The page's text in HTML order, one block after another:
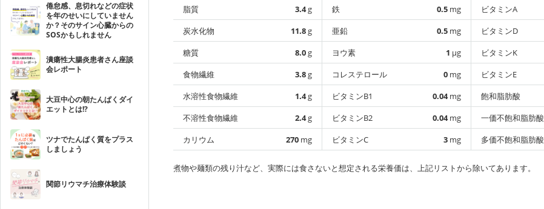
倦怠感、息切れなどの症状
を年のせいにしていません
か？そのサイン心臓からの
SOSかもしれません
潰瘍性大腸炎患者さん座談
会レポート
大豆中心の朝たんぱくダイ
エットとは!?
ツナでたんぱく質をプラス
しましょう
関節リウマチ治療体験談
脂質
3.4g
炭水化物
11.8g
糖質
8.0g
食物繊維
3.8g
水溶性食物繊維
1.4g
不溶性食物繊維
2.4g
カリウム
270 mg
鉄
0.5 mg
亜鉛
0.5 mg
ヨウ素
1 µg
コレステロール
0 mg
ビタミンB1
0.04mg
ビタミンB2
0.04mg
ビタミンC
3 mg
ビタミンA
ビタミンD
ビタミンK
ビタミンE
飽和脂肪酸
一価不飽和脂肪酸
多価不飽和脂肪酸
煮物や麺類の残り汁など、実際には食さないと想定される栄養価は、上記リストから除いてあります。